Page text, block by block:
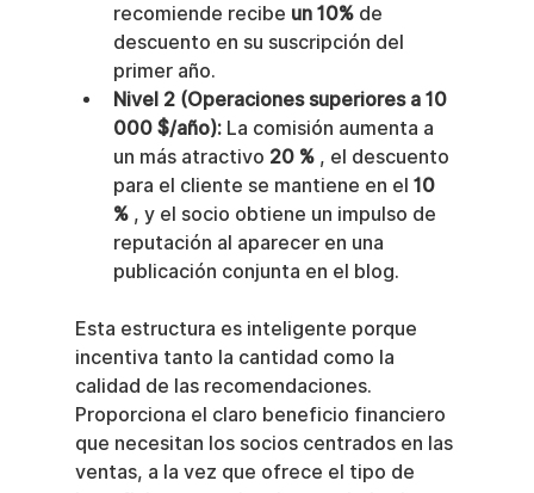
recomiende recibe un 10% de
descuento en su suscripción del
primer año.
Nivel 2 (Operaciones superiores a 10
000 $/año): La comisión aumenta a
un más atractivo 20 % , el descuento
para el cliente se mantiene en el 10
% , y el socio obtiene un impulso de
reputación al aparecer en una
publicación conjunta en el blog.
Esta estructura es inteligente porque
incentiva tanto la cantidad como la
calidad de las recomendaciones.
Proporciona el claro beneficio financiero
que necesitan los socios centrados en las
ventas, a la vez que ofrece el tipo de